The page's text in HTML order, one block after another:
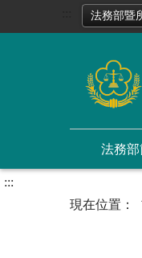
法務部暨
法務部
:::